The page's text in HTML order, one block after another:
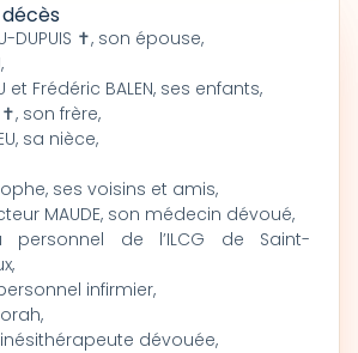
DUPUIS ✝, son épouse,
et Frédéric BALEN, ses enfants,
✝, son frère,
sa nièce,
ses voisins et amis,
MAUDE, son médecin dévoué,
personnel de l’ILCG de Saint-
infirmier,
dévouée,